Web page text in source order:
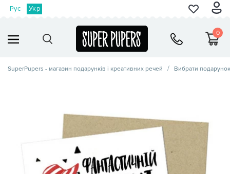
Рус Укр
0
SuperPupers - магазин подарунків і креативних речей Вибрати подарунок